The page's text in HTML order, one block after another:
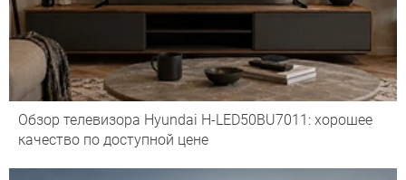
Обзор телевизора Hyundai H-LED50BU7011: хорошее
качество по доступной цене